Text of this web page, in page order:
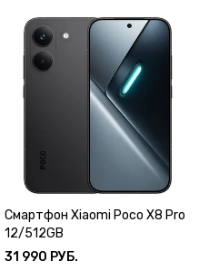
Смартфон Xiaomi Poco X8 Pro
12/512GB
31 990 РУБ.